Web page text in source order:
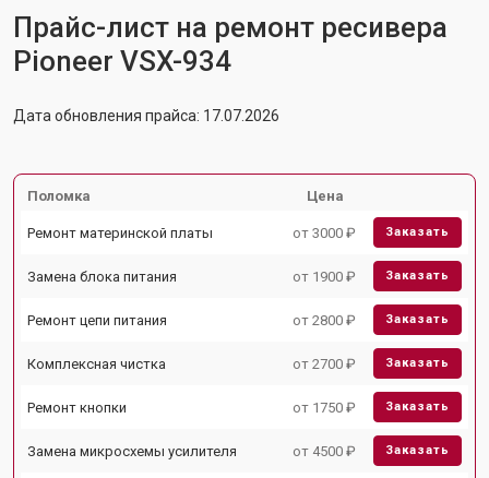
Прайс-лист на ремонт ресивера
Pioneer VSX-934
Дата обновления прайса: 17.07.2026
Поломка Цена
Ремонт материнской платы от 3000 ₽ Заказать
Замена блока питания от 1900 ₽ Заказать
Ремонт цепи питания от 2800 ₽ Заказать
Комплексная чистка от 2700 ₽ Заказать
Ремонт кнопки от 1750 ₽ Заказать
Замена микросхемы усилителя от 4500 ₽ Заказать